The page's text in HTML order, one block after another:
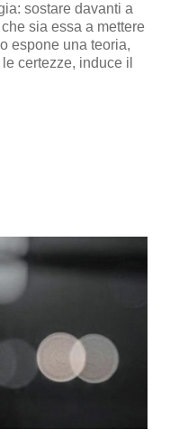
sostare davanti a
sia essa a mettere
espone una teoria,
certezze, induce il